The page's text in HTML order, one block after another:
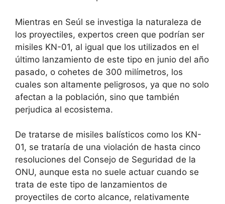
Mientras en Seúl se investiga la naturaleza de
los proyectiles, expertos creen que podrían ser
misiles KN-01, al igual que los utilizados en el
último lanzamiento de este tipo en junio del año
pasado, o cohetes de 300 milímetros, los
cuales son altamente peligrosos, ya que no solo
afectan a la población, sino que también
perjudica al ecosistema.
De tratarse de misiles balísticos como los KN-
01, se trataría de una violación de hasta cinco
resoluciones del Consejo de Seguridad de la
ONU, aunque esta no suele actuar cuando se
trata de este tipo de lanzamientos de
proyectiles de corto alcance, relativamente